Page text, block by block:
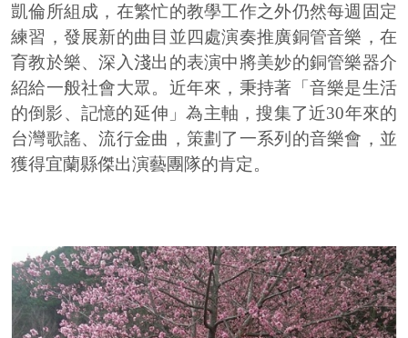
凱倫所組成，在繁忙的教學工作之外仍然每週固定
練習，發展新的曲目並四處演奏推廣銅管音樂，在
育教於樂、深入淺出的表演中將美妙的銅管樂器介
紹給一般社會大眾。近年來，秉持著「音樂是生活
的倒影、記憶的延伸」為主軸，搜集了近30年來的
台灣歌謠、流行金曲，策劃了一系列的音樂會，並
獲得宜蘭縣傑出演藝團隊的肯定。